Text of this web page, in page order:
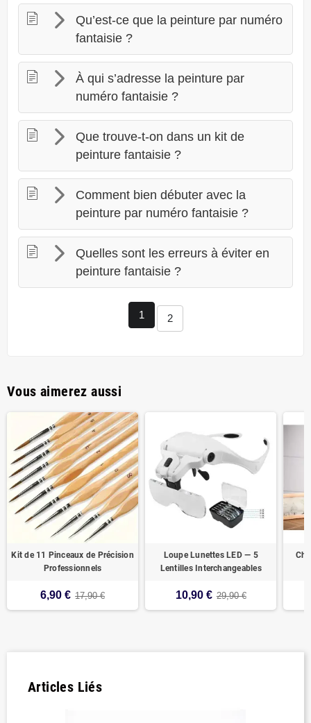
Qu’est-ce que la peinture par numéro
fantaisie ?
À qui s’adresse la peinture par
numéro fantaisie ?
Que trouve-t-on dans un kit de
peinture fantaisie ?
Comment bien débuter avec la
peinture par numéro fantaisie ?
Quelles sont les erreurs à éviter en
peinture fantaisie ?
1 2
Vous aimerez aussi
Kit de 11 Pinceaux de Précision
Professionnels
6,90 € 17,90 €
Loupe Lunettes LED — 5
Lentilles Interchangeables
10,90 € 29,90 €
Articles Liés